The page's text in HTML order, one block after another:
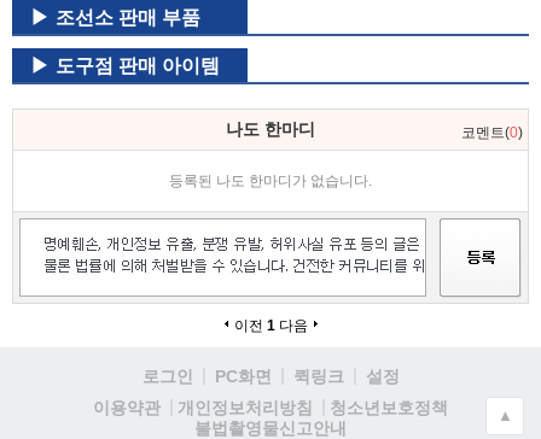
도구점 판매 아이템
조선소 판매 부품
나도 한마디 코멘트(0)
등록된 나도 한마디가 없습니다.
이전 1 다음
로그인 PC화면 퀵링크
설정
이용약관
개인정보처리방침
청소년보호정책
불법촬영물신고안내
▲